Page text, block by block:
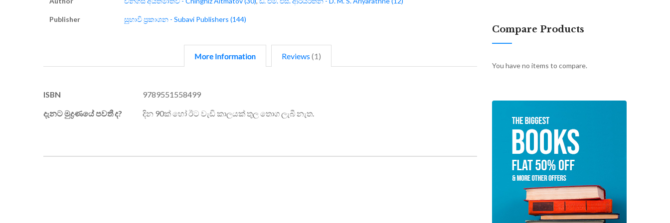
Publisher සුුභාවි ප්‍රකාශන - Subavi Publishers (144)
More Information Reviews 1
More
ISBN
9789551558499
දැනට මුද්‍රණයේ පවතී ද?
දින 90ක් හෝ ඊට වැඩි කාලයක් තුල තොග ලැබී නැත.
Compare Products
You have no items to compare.